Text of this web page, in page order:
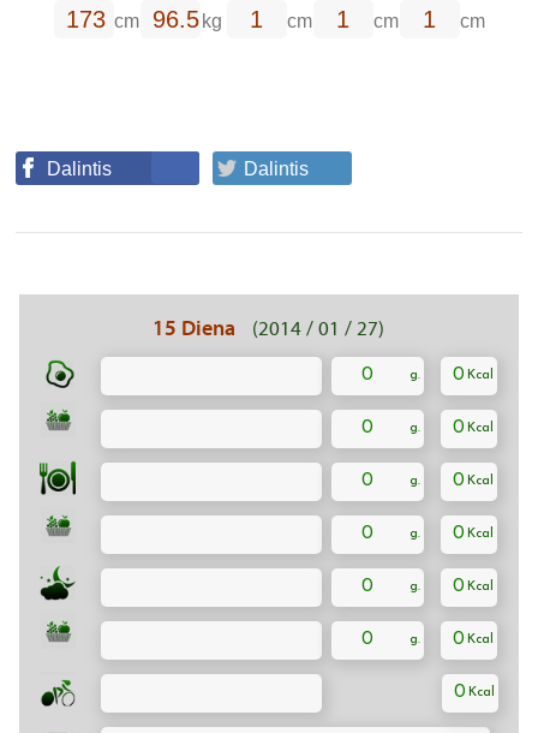
173 cm 96.5 kg 1 cm 1 cm 1 cm
Dalintis Dalintis
15 Diena (2014 / 01 / 27)
0 0
0 0
0 0
0 0
0 0
0 0
0